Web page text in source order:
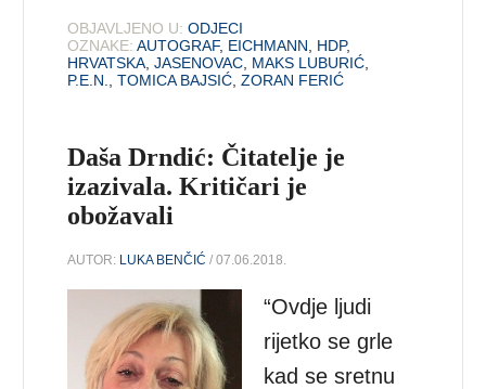
OBJAVLJENO U: ODJECI
OZNAKE: AUTOGRAF, EICHMANN HDP,
HRVATSKA ,JASENOVAC MAKS LUBURIĆ
P.E.N.
,TOMICA BAJSIĆ ,ZORAN FERIĆ
Daša Drndić: Čitatelje je
izazivala. Kritičari je
obožavali
AUTOR: LUKA BENČIĆ / 07.06.2018.
“Ovdje ljudi
rijetko se grle
kad se sretnu